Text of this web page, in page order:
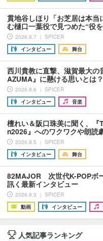
貫地谷しほり「お芝居は本
む樋口一葉役で見つめた“役
2026.8.7 ｜ SPICER
インタビュー
舞台
西川貴教に直撃、滋賀最大の
AZUMA』に懸ける思いとは？
2026.8.6 ｜ SPICER
インタビュー
音楽
檀れい＆阪口珠美に聞く、
n2026』へのワクワクや朗読
2026.8.5 ｜ SPICER
インタビュー
舞台
82MAJOR 次世代K-POPボ
訊く最新インタビュー
2026.8.3 ｜ SPICER
動画
インタビュー
人気記事ランキング